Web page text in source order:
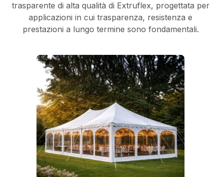
trasparente di alta qualità di Extruflex, progettata per
applicazioni in cui trasparenza, resistenza e
prestazioni a lungo termine sono fondamentali.